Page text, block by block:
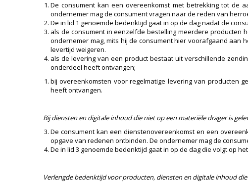
De consument kan een overeenkomst met betrekking tot de
ondernemer mag de consument vragen naar de reden van
De in lid 1 genoemde bedenktijd gaat in op de dag nadat de
als de consument in eenzelfde bestelling meerdere producten
ondernemer mag, mits hij de consument hier voorafgaand aan
levertijd weigeren.
als de levering van een product bestaat uit verschillende
onderdeel heeft ontvangen;
bij overeenkomsten voor regelmatige levering van producten
heeft ontvangen.
Bij diensten en digitale inhoud die niet op een materiële drager is
De consument kan een dienstenovereenkomst en een
opgave van redenen ontbinden. De ondernemer mag de
De in lid 3 genoemde bedenktijd gaat in op de dag die volgt op
Verlengde bedenktijd voor producten, diensten en digitale inhoud